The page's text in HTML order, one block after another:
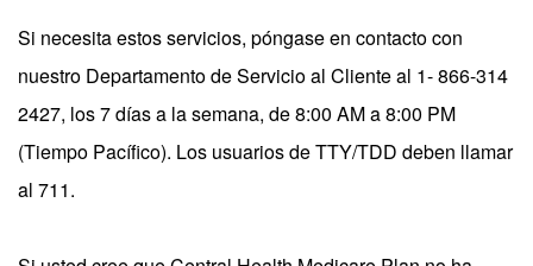
Si necesita estos servicios, póngase en contacto con
nuestro Departamento de Servicio al Cliente al 1- 866-314
2427, los 7 días a la semana, de 8:00 AM a 8:00 PM
(Tiempo Pacífico). Los usuarios de TTY/TDD deben llamar
al 711.